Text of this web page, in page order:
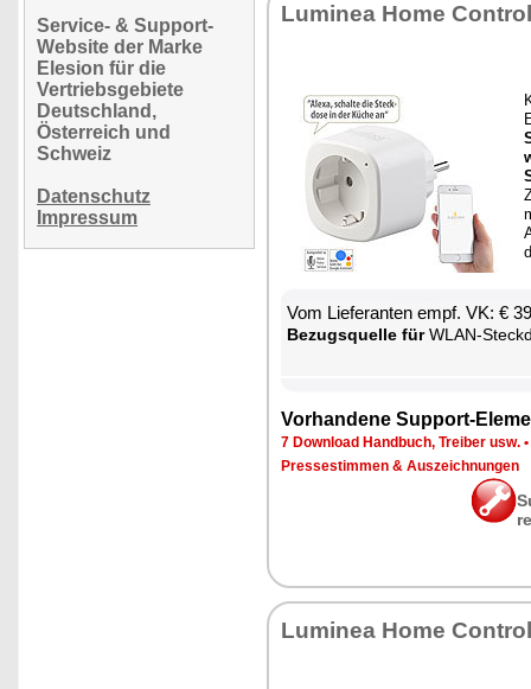
Service- & Support-
Website der Marke
Elesion für die
Vertriebsgebiete
Deutschland,
Österreich und
Schweiz
Datenschutz
Impressum
Lu­mi­nea Ho­me Con­trol
Vom Lie­fe­ran­ten empf. VK: €
Be­zugs­quel­le fürWLAN-
Vor­han­de­ne Sup­port-
7 Down­load Hand­buch, Trei­ber usw. •
Pres­se­stim­men & Aus­zeich­nun­gen
Lu­mi­nea Ho­me Con­trol